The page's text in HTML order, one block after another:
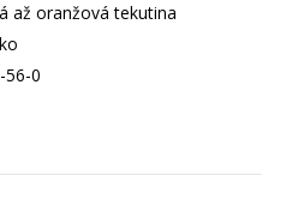
až oranžová tekutina
56-0